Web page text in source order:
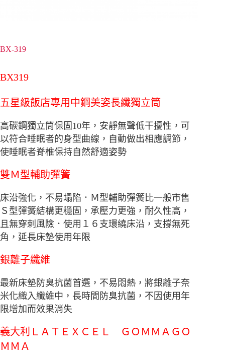
BX-319
BX319
五星級飯店專用中鋼美姿長纖獨立筒
高碳鋼獨立筒保固 10年，安靜無聲低干擾性，可
以符合睡眠者的身型曲線，自動做出相應調節，
使睡眠者脊椎保持自然舒適姿勢
雙Ｍ型輔助彈簧
床沿強化，不易塌陷．Ｍ型輔助彈簧比一般市售
Ｓ型彈簧結構更穩固，承壓力更強，耐久性高，
且無穿刺風險．使用１６支環繞床沿，支撐無死
角，延長床墊使用年限
銀離子纖維
最新床墊防臭抗菌首選，不易悶熱，將銀離子奈
米化織入纖維中，長時間防臭抗菌，不因使用年
限增加而效果消失
義大利ＬＡＴＥＸＣＥＬ ＧＯＭＭＡＧＯ
ＭＭＡ